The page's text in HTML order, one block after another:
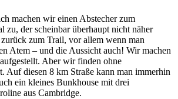
machen wir einen Abstecher zum
zu, der scheinbar überhaupt nicht näher
zum Trail, vor allem wenn man
Atem – und die Aussicht auch! Wir machen
Aber wir finden ohne
Auf diesen 8 km Straße kann man immerhin
ein kleines Bunkhouse mit drei
aus Cambridge.